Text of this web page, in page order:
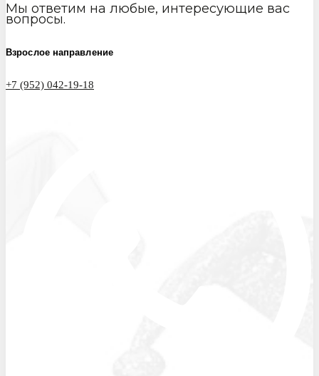
Мы ответим на любые, интересующие вас
вопросы.
Взрослое направление
+7 (952) 042-19-18